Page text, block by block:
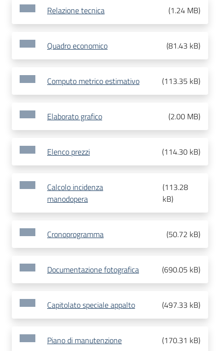
Relazione tecnica (1.24 MB)
Quadro economico (81.43 kB)
Computo metrico estimativo (113.35 kB)
Elaborato grafico (2.00 MB)
Elenco prezzi (114.30 kB)
Calcolo incidenza
manodopera
(113.28
kB)
Cronoprogramma (50.72 kB)
Documentazione fotografica (690.05 kB)
Capitolato speciale appalto (497.33 kB)
Piano di manutenzione (170.31 kB)